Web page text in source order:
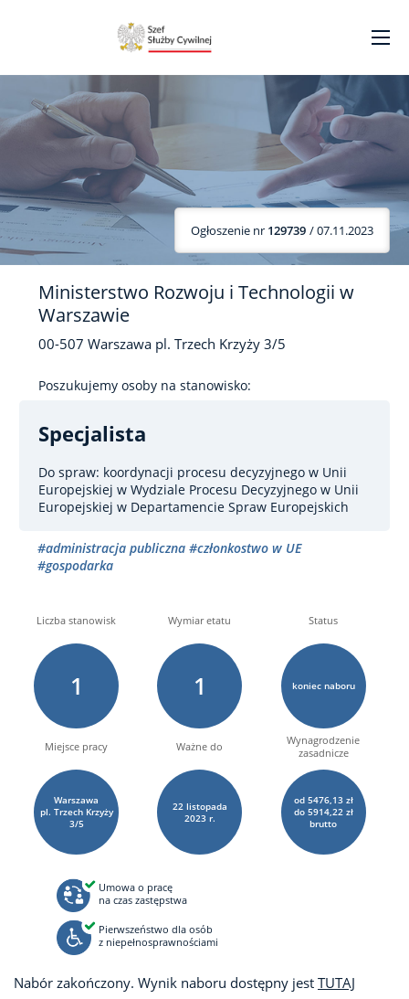
Ogłoszenie nr 129739 / 07.11.2023
Ministerstwo Rozwoju i Technologii w
Warszawie
00-507 Warszawa pl. Trzech Krzyży 3/5
Poszukujemy osoby na stanowisko:
Specjalista
Do spraw: koordynacji procesu decyzyjnego w Unii
Europejskiej w Wydziale Procesu Decyzyjnego w Unii
Europejskiej w Departamencie Spraw Europejskich
#administracja publiczna #członkostwo w UE
#gospodarka
Liczba stanowisk
1
Wymiar etatu
1
Status
koniec naboru
Miejsce pracy
Warszawa
pl. Trzech Krzyży
3/5
Ważne do
22 listopada
2023 r.
Wynagrodzenie
zasadnicze
od 5476,13 zł
do 5914,22 zł
brutto
Umowa o pracę
na czas zastępstwa
Pierwszeństwo dla osób
z niepełnosprawnościami
Nabór zakończony. Wynik naboru dostępny jest TUTAJ